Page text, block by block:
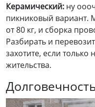
Керамический: ну
пикниковый вариант.
от 80 кг, и сборка
Разбирать и
захотите, если только
жительства.